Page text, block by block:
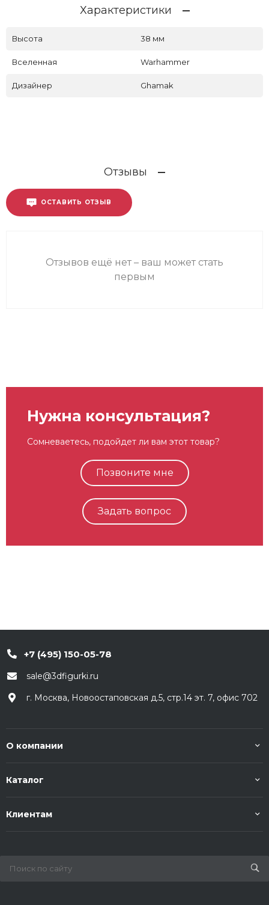
Характеристики
Высота 38 мм
Вселенная Warhammer
Дизайнер Ghamak
Отзывы
ОСТАВИТЬ ОТЗЫВ
Отзывов ещё нет – ваш может стать
первым
Нужна консультация?
Сомневаетесь, подойдет ли вам этот товар?
Позвоните мне
Задать вопрос
+7 (495) 150-05-78
sale@3dfigurki.ru
г. Москва, Новоостаповская д.5, стр.14 эт. 7, офис 702
О компании
Каталог
Клиентам